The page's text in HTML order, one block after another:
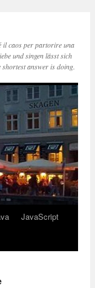
il caos per partorire una
und singen lässt sich
answer is doing.
JavaScript